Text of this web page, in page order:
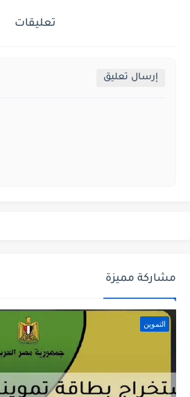
تعليقات
إرسال تعليق
مشاركة مميزة
التموين